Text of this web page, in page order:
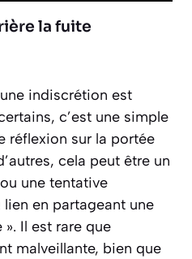
la fuite
indiscrétion est
c’est une simple
réflexion sur la portée
cela peut être un
une tentative
en partageant une
Il est rare que
malveillante, bien que